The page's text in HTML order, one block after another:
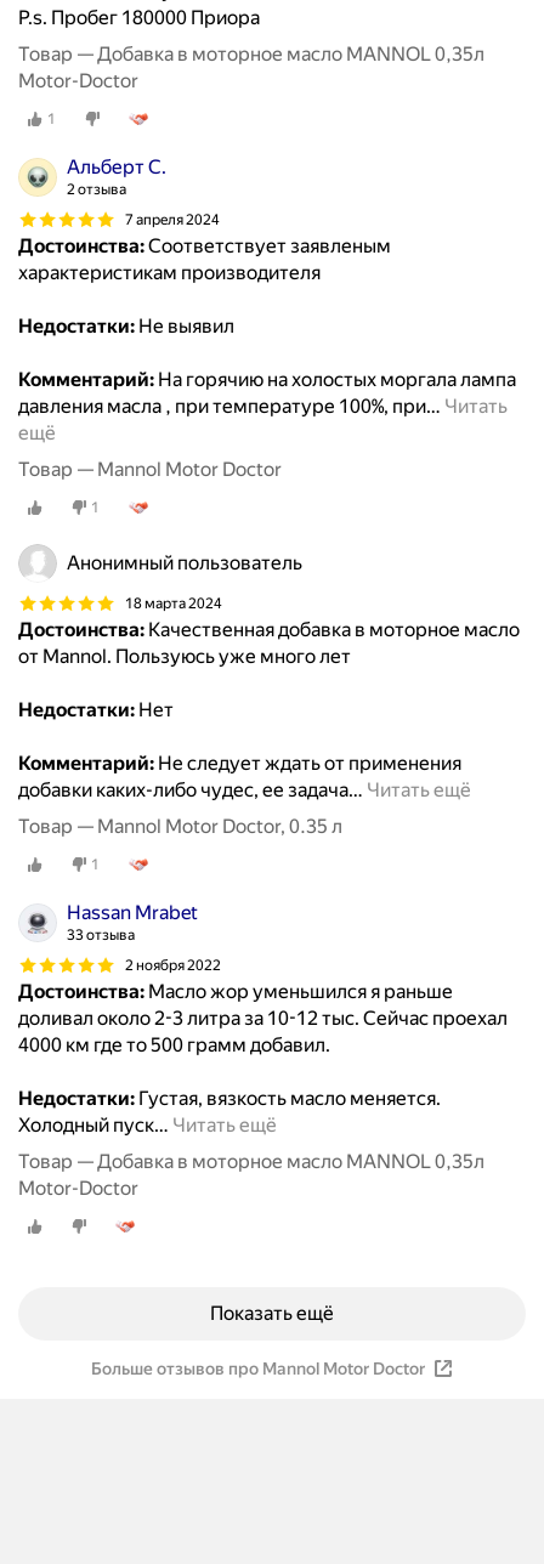
P.s. Пробег 180000 Приора
Товар — Добавка в моторное масло MANNOL 0,35л
Motor-Doctor
1
Альберт С.
2 отзыва
7 апреля 2024
Достоинства:Соответствует заявленым
характеристикам производителя
Недостатки: Не выявил
Комментарий: На горячию на холостых моргала лампа
давления масла , при температуре 100%, при… Читать
ещё
Товар — Mannol Motor Doctor
1
Анонимный пользователь
18 марта 2024
Достоинства: Качественная добавка в моторное масло
от Mannol. Пользуюсь уже много лет
Недостатки: Нет
Комментарий: Не следует ждать от применения
добавки каких-либо чудес, ее задача… Читать ещё
Товар — Mannol Motor Doctor, 0.35 л
1
Hassan Mrabet
33 отзыва
2 ноября 2022
Достоинства: Масло жор уменьшился я раньше
доливал около 2-3 литра за 10-12 тыс. Сейчас проехал
4000 км где то 500 грамм добавил.
Недостатки: Густая, вязкость масло меняется.
Холодный пуск… Читать ещё
Товар — Добавка в моторное масло MANNOL 0,35л
Motor-Doctor
Показать ещё
Больше отзывов про Mannol Motor Doctor